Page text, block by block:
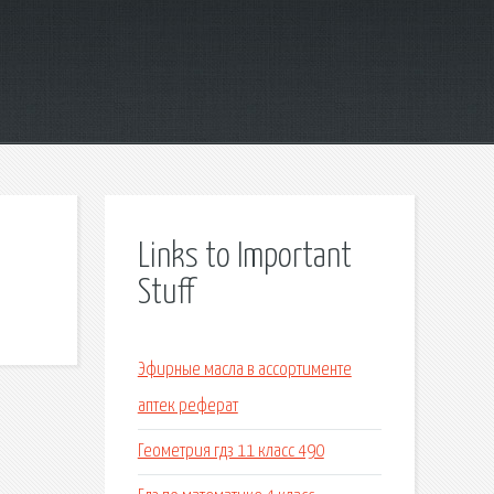
Links to Important
Stuff
Эфирные масла в ассортименте
аптек реферат
Геометрия гдз 11 класс 490